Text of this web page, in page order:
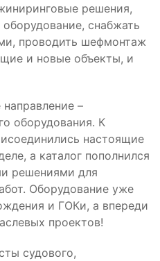
решения,
снабжать
проводить шефмонтаж
и новые объекты, и
–
оборудования. К
настоящие
а каталог пополнился
решениями для
Оборудование уже
и ГОКи, а впереди
проектов!
судового,